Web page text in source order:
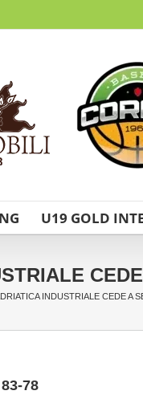
U19 GOLD
INDUSTRIALE CEDE A
78